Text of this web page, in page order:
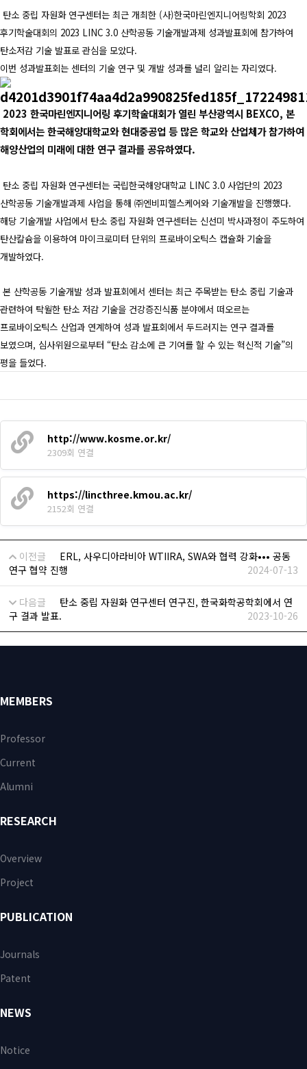
탄소 중립 자원화 연구센터는 최근 개최한 (사)한국마린엔지니어링학회 2023
후기학술대회의 2023 LINC 3.0 산학공동 기술개발과제 성과발표회에 참가하여
탄소저감 기술 발표로 관심을 모았다.
이번 성과발표회는 센터의 기술 연구 및 개발 성과를 널리 알리는 자리였다.
2023 한국마린엔지니어링 후기학술대회가 열린 부산광역시 BEXCO, 본
학회에서는 한국해양대학교와 현대중공업 등 많은 학교와 산업체가 참가하여
해양산업의 미래에 대한 연구 결과를 공유하였다.
탄소 중립 자원화 연구센터는 국립한국해양대학교 LINC 3.0 사업단의 2023
산학공동 기술개발과제 사업을 통해 ㈜엔비피헬스케어와 기술개발을 진행했다.
해당 기술개발 사업에서 탄소 중립 자원화 연구센터는 신선미 박사과정이 주도하여
탄산칼슘을 이용하여 마이크로미터 단위의 프로바이오틱스 캡슐화 기술을
개발하였다.
본 산학공동 기술개발 성과 발표회에서 센터는 최근 주목받는 탄소 중립 기술과
관련하여 탁월한 탄소 저감 기술을 건강증진식품 분야에서 떠오르는
프로바이오틱스 산업과 연계하여 성과 발표회에서 두드러지는 연구 결과를
보였으며, 심사위원으로부터 “탄소 감소에 큰 기여를 할 수 있는 혁신적 기술”의
평을 들었다.
http://www.kosme.or.kr/
2309회 연결
https://lincthree.kmou.ac.kr/
2152회 연결
이전글
ERL, 사우디아라비아 WTIIRA, SWA와 협력 강화••• 공동
연구 협약 진행
2024-07-13
다음글
탄소 중립 자원화 연구센터 연구진, 한국화학공학회에서 연
구 결과 발표.
2023-10-26
MEMBERS
Professor
Current
Alumni
RESEARCH
Overview
Project
PUBLICATION
Journals
Patent
NEWS
Notice